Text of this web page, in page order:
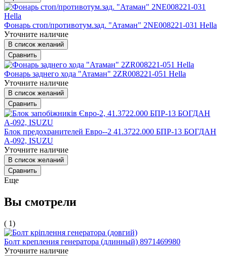
Фонарь стоп/противотум.зад. "Атаман" 2NE008221-031 Hella
Уточните наличие
В список желаний
Сравнить
Фонарь заднего хода "Атаман" 2ZR008221-051 Hella
Уточните наличие
В список желаний
Сравнить
Блок предохранителей Евро--2 41.3722.000 БПР-13 БОГДАН
А-092, ISUZU
Уточните наличие
В список желаний
Сравнить
Еще
Вы смотрели
( 1)
Болт крепления генератора (длинный) 8971469980
Уточните наличие